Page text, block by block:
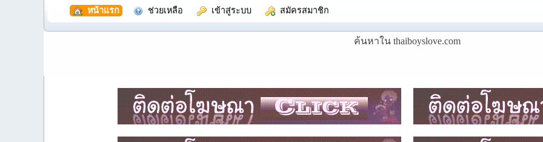
หน้าแรก ช่วยเหลือ เข้าสู่ระบบ สมัครสมาชิก
ค้นหาใน thaiboyslove.com